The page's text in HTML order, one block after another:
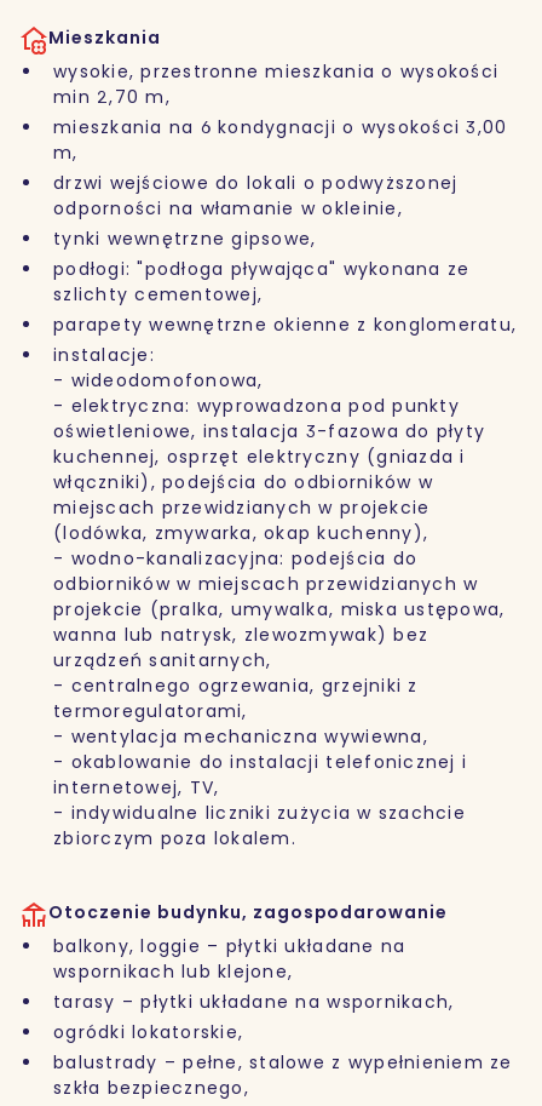
Mieszkania
wysokie, przestronne mieszkania o wysokości
min 2,70 m,
mieszkania na 6 kondygnacji o wysokości 3,00
m,
drzwi wejściowe do lokali o podwyższonej
odporności na włamanie w okleinie,
tynki wewnętrzne gipsowe,
podłogi: "podłoga pływająca" wykonana ze
szlichty cementowej,
parapety wewnętrzne okienne z konglomeratu,
instalacje:
- wideodomofonowa,
- elektryczna: wyprowadzona pod punkty
oświetleniowe, instalacja 3-fazowa do płyty
kuchennej, osprzęt elektryczny (gniazda i
włączniki), podejścia do odbiorników w
miejscach przewidzianych w projekcie
(lodówka, zmywarka, okap kuchenny),
- wodno-kanalizacyjna: podejścia do
odbiorników w miejscach przewidzianych w
projekcie (pralka, umywalka, miska ustępowa,
wanna lub natrysk, zlewozmywak) bez
urządzeń sanitarnych,
- centralnego ogrzewania, grzejniki z
termoregulatorami,
- wentylacja mechaniczna wywiewna,
- okablowanie do instalacji telefonicznej i
internetowej, TV,
- indywidualne liczniki zużycia w szachcie
zbiorczym poza lokalem.
Otoczenie budynku, zagospodarowanie
balkony, loggie – płytki układane na
wspornikach lub klejone,
tarasy – płytki układane na wspornikach,
ogródki lokatorskie,
balustrady – pełne, stalowe z wypełnieniem ze
szkła bezpiecznego,